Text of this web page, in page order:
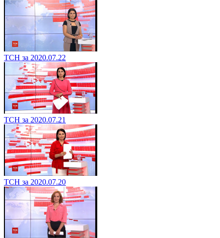
ТСН за 2020.07.22
ТСН за 2020.07.21
ТСН за 2020.07.20